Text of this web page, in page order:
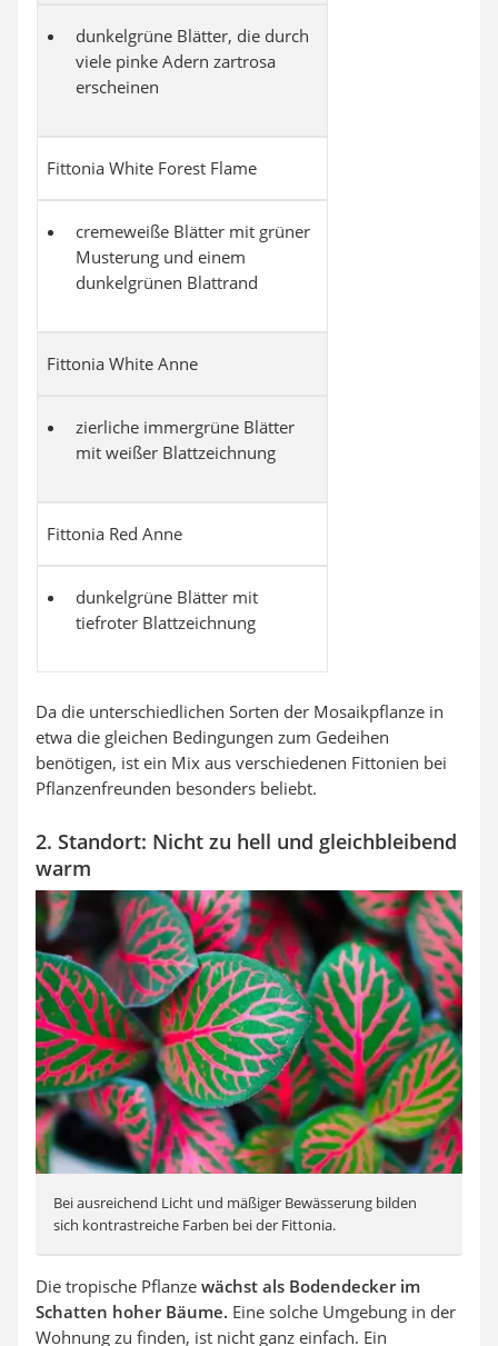
dunkelgrüne Blätter, die durch
viele pinke Adern zartrosa
erscheinen
Fittonia White Forest Flame
cremeweiße Blätter mit grüner
Musterung und einem
dunkelgrünen Blattrand
Fittonia White Anne
zierliche immergrüne Blätter
mit weißer Blattzeichnung
Fittonia Red Anne
dunkelgrüne Blätter mit
tiefroter Blattzeichnung
Da die unterschiedlichen Sorten der Mosaikpflanze in
etwa die gleichen Bedingungen zum Gedeihen
benötigen, ist ein Mix aus verschiedenen Fittonien bei
Pflanzenfreunden besonders beliebt.
2. Standort: Nicht zu hell und gleichbleibend
warm
Bei ausreichend Licht und mäßiger Bewässerung bilden
sich kontrastreiche Farben bei der Fittonia.
Die tropische Pflanze wächst als Bodendecker im
Schatten hoher Bäume. Eine solche Umgebung in der
Wohnung zu finden, ist nicht ganz einfach. Ein